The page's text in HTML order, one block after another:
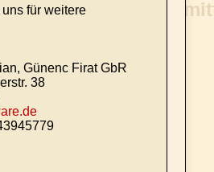
für weitere
Günenc Firat GbR
38